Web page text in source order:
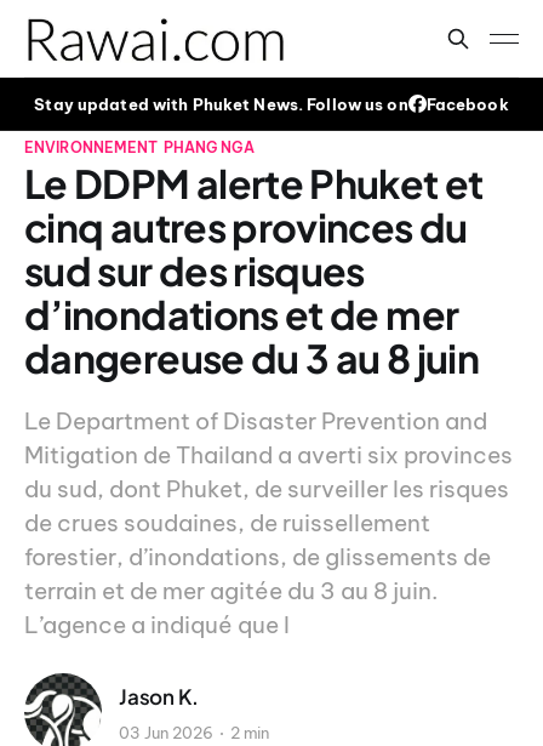
Stay updated with Phuket News. Follow us on Facebook
ENVIRONNEMENT PHANG NGA
Le DDPM alerte Phuket et
cinq autres provinces du
sud sur des risques
d’inondations et de mer
dangereuse du 3 au 8 juin
Le Department of Disaster Prevention and
Mitigation de Thailand a averti six provinces
du sud, dont Phuket, de surveiller les risques
de crues soudaines, de ruissellement
forestier, d’inondations, de glissements de
terrain et de mer agitée du 3 au 8 juin.
L’agence a indiqué que l
Jason K.
03 Jun 2026 2 min